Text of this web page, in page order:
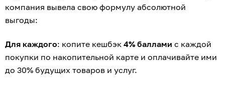
компания вывела свою формулу абсолютной
выгоды:
Для каждого: копите кешбэк 4% баллами с каждой
покупки по накопительной карте и оплачивайте ими
до 30% будущих товаров и услуг.